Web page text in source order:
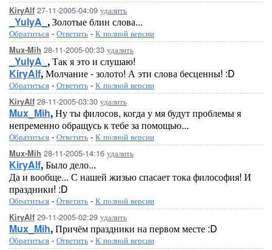
KiryAlf 27-11-2005-04:09 удалить
_YulyA_ ,Золотые блин слова...
Обратиться - Ответить - К полной версии
Mux-Mih 28-11-2005-00:33 удалить
_YulyA_ ,Так я это и слушаю!
KiryAlf,Молчание - золото! А эти слова бесценны! :D
Обратиться - Ответить - К полной версии
KiryAlf 28-11-2005-03:30 удалить
Mux_Mih,Ну ты филосов, когда у мя будут проблемы я
непременно обращусь к тебе за помощью...
Обратиться - Ответить - К полной версии
Mux-Mih 28-11-2005-14:16 удалить
KiryAlf,Было дело...
Да и вообще... С нашей жизью спасает тока философия! И
праздники! :D
Обратиться - Ответить - К полной версии
KiryAlf 29-11-2005-02:29 удалить
Mux_Mih,Причём праздники на первом месте :D
Обратиться - Ответить - К полной версии